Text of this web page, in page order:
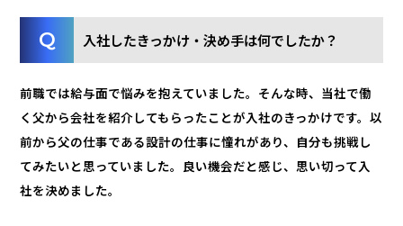
入社したきっかけ・決め手は何でしたか？
前職では給与面で悩みを抱えていました。そんな時、当社で働
く父から会社を紹介してもらったことが入社のきっかけです。以
前から父の仕事である設計の仕事に憧れがあり、自分も挑戦し
てみたいと思っていました。良い機会だと感じ、思い切って入
社を決めました。